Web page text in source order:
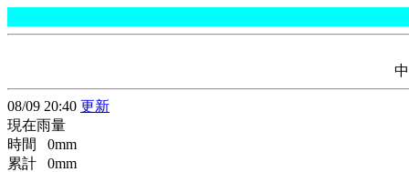
08/09 20:40 更新
現在雨量
時間 0mm
累計 0mm